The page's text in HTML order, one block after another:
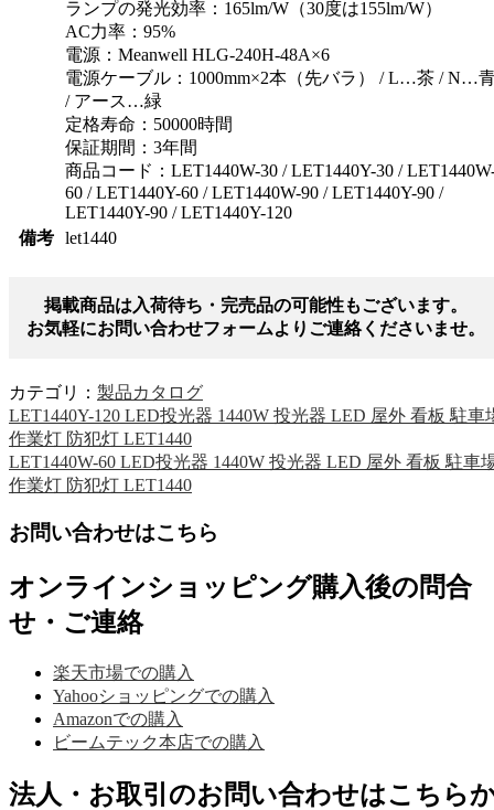
ランプの発光効率：165lm/W（30度は155lm/W）
AC力率：95%
電源：Meanwell HLG-240H-48A×6
電源ケーブル：1000mm×2本（先バラ） / L…茶 / N…
/ アース…緑
定格寿命：50000時間
保証期間：3年間
商品コード：LET1440W-30 / LET1440Y-30 /
60 / LET1440Y-60 / LET1440W-90 / LET1440Y-90 /
LET1440Y-90 / LET1440Y-120
備考 let1440
掲載商品は入荷待ち・完売品の可能性もございます。
お気軽にお問い合わせフォームよりご連絡くださいませ。
カテゴリ： 製品カタログ
LET1440Y-120 LED投光器 1440W 投光器 LED 屋外 看板 駐車
作業灯 防犯灯 LET1440
LET1440W-60 LED投光器 1440W 投光器 LED 屋外 看板 駐車
作業灯 防犯灯 LET1440
お問い合わせはこちら
オンラインショッピング購入後の問合
せ・ご連絡
楽天市場での購入
Yahooショッピングでの購入
Amazonでの購入
ビームテック本店での購入
法人・お取引のお問い合わせはこちら